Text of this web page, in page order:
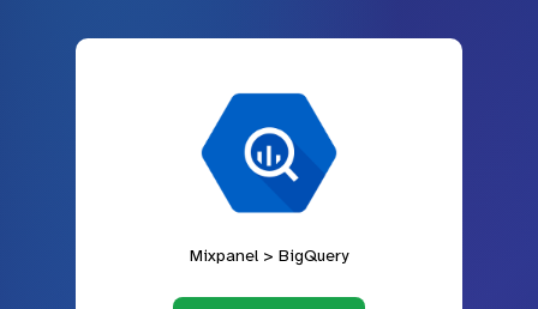
Mixpanel > BigQuery